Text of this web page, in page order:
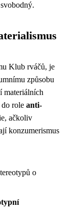
Klub rváčů, je
způsobu
materiálních
do role anti-
ačkoliv
konzumerismus
o